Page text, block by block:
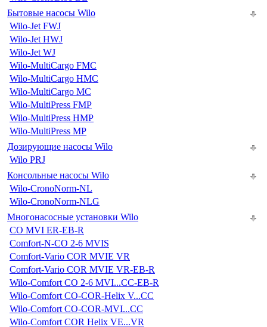
Бытовые насосы Wilo
Wilo-Jet FWJ
Wilo-Jet HWJ
Wilo-Jet WJ
Wilo-MultiCargo FMC
Wilo-MultiCargo HMC
Wilo-MultiCargo MC
Wilo-MultiPress FMP
Wilo-MultiPress HMP
Wilo-MultiPress MP
Дозирующие насосы Wilo
Wilo PRJ
Консольные насосы Wilo
Wilo-CronoNorm-NL
Wilo-CronoNorm-NLG
Многонасосные установки Wilo
CO MVI ER-EB-R
Comfort-N-CO 2-6 MVIS
Comfort-Vario COR MVIE VR
Comfort-Vario COR MVIE VR-EB-R
Wilo-Comfort CO 2-6 MVI...CC-EB-R
Wilo-Comfort CO-COR-Helix V...CC
Wilo-Comfort CO-COR-MVI...CC
Wilo-Comfort COR Helix VE...VR